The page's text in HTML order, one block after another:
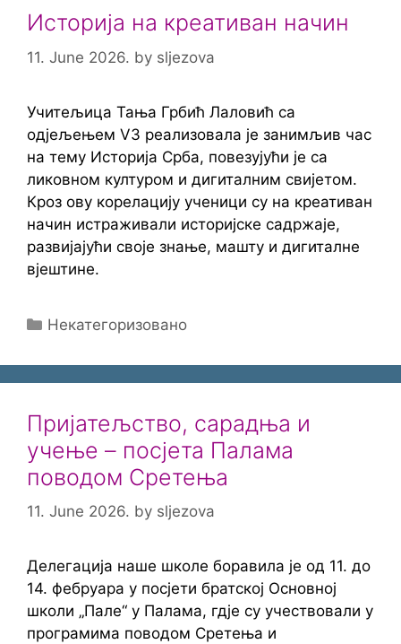
Историја на креативан начин
11. June 2026. by sljezova
Учитељица Тања Грбић Лаловић са
одјељењем V3 реализовала је занимљив час
на тему Историја Срба, повезујући је са
ликовном културом и дигиталним свијетом.
Кроз ову корелацију ученици су на креативан
начин истраживали историјске садржаје,
развијајући своје знање, машту и дигиталне
вјештине.
Categories
Некатегоризовано
Пријатељство, сарадња и
учење – посјета Палама
поводом Сретења
11. June 2026. by sljezova
Делегација наше школе боравила је од 11. до
14. фебруара у посјети братској Основној
школи „Пале“ у Палама, гдје су учествовали у
програмима поводом Сретења и